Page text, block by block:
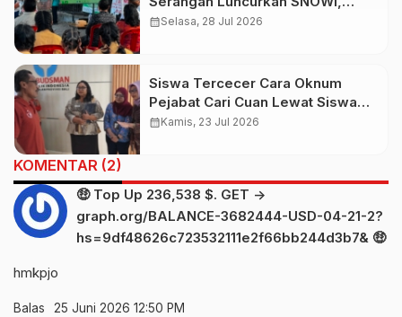
Sampah Non-Organik Kini Bisa
calendar_monthSelasa, 28 Jul 2026
Siswa Tercecer Cara Oknum
Pejabat Cari Cuan Lewat Siswa
Jalur Titipan, Gung De Sebut
calendar_monthKamis, 23 Jul 2026
KOMENTAR (2)
🤑 Top Up 236,538 $. GET ->
graph.org/BALANCE-3682444-USD-04-21-2?
hs=9df48626c723532111e2f66bb244d3b7& 🤑
hmkpjo
Balas 25 Juni 2026 12:50 PM